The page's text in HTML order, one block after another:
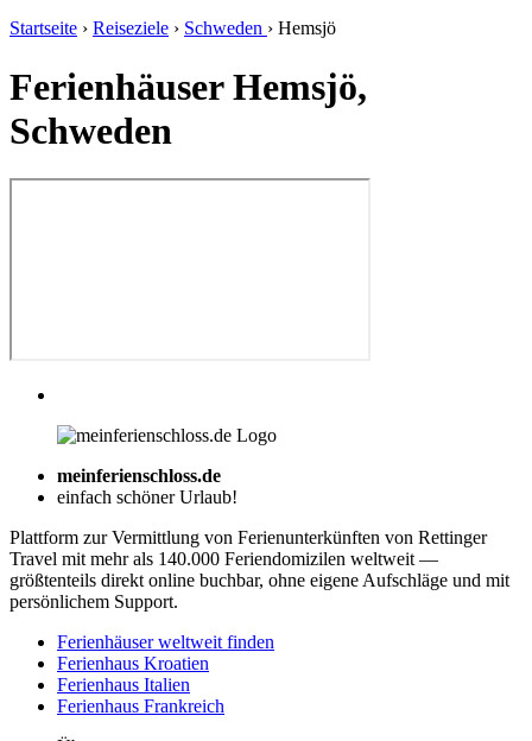
Startseite › Reiseziele › Schweden › Hemsjö
Ferienhäuser Hemsjö,
Schweden
meinferienschloss.de
einfach schöner Urlaub!
Plattform zur Vermittlung von Ferienunterkünften von Rettinger
Travel mit mehr als 140.000 Feriendomizilen weltweit —
größtenteils direkt online buchbar, ohne eigene Aufschläge und mit
persönlichem Support.
Ferienhäuser weltweit finden
Ferienhaus Kroatien
Ferienhaus Italien
Ferienhaus Frankreich